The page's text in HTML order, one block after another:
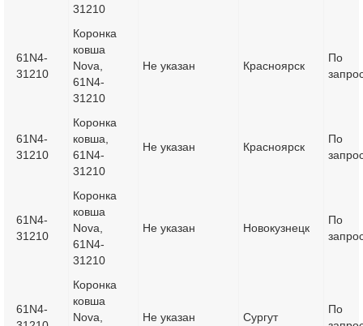
31210
61N4-
31210
Коронка
ковша
Nova,
61N4-
31210
Не указан Красноярск
По
61N4-
31210
Коронка
ковша,
61N4-
31210
Не указан Красноярск
По
61N4-
31210
Коронка
ковша
Nova,
61N4-
31210
Не указан Новокузнецк
По
61N4-
Коронка
ковша
Nova,
Не указан Сургут
По